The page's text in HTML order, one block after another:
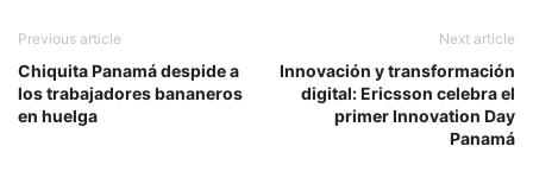
Previous article
Chiquita Panamá despide a
los trabajadores bananeros
en huelga
Next article
Innovación y transformación
digital: Ericsson celebra el
primer Innovation Day
Panamá